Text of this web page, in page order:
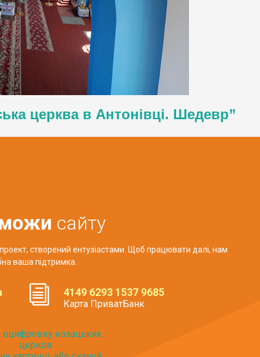
церква в Антонівці. Шедевр”
сайту
створений ентузіастами. Щоб працювати далі, нам
ваша підтримка.
4149 6293 1537 9685
Карта ПриватБанк
оцифровку козацьких
церков